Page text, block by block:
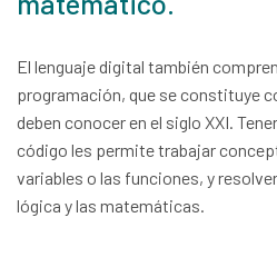
El lenguaje digital también
programación, que se constituye
deben conocer en el siglo XXI.
código les permite trabajar
variables o las funciones, y
lógica y las matemáticas.